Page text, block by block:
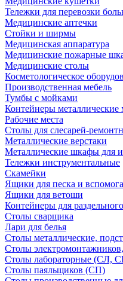
Тележки для перевозки
Медицинские аптечки
Стойки и ширмы
Медицинская аппаратура
Медицинские пожарные
Медицинские столы
Косметологическое
Производственная мебель
Тумбы с мойками
Контейнеры
Рабочие места
Столы для слесарей-
Металлические верстаки
Металлические шкафы для
Тележки инструментальные
Скамейки
Ящики для песка и
Ящики для ветоши
Контейнеры для
Столы сварщика
Лари для белья
Столы металлические,
Столы
Столы лабораторные (СЛ,
Столы паяльщиков (СП)